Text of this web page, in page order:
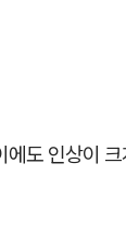
도 인상이